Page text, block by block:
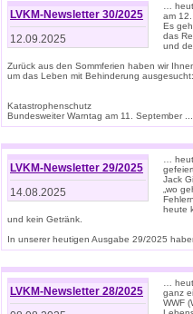
LVKM-Newsletter 30/2025
12.09.2025
…
am
Es
das
und
Zurück aus den Sommferien haben wir
um das Leben mit Behinderung ausgesucht:
Katastrophenschutz
Bundesweiter Warntag am 11. September
LVKM-Newsletter 29/2025
14.08.2025
…
Jack
„wo
heute
und kein Getränk.
In unserer heutigen Ausgabe 29/2025
LVKM-Newsletter 28/2025
…
ganz
WWF